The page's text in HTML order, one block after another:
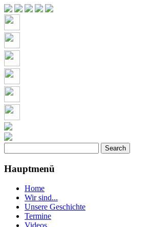
Hauptmenü
Home
Wir sind...
Unsere Geschichte
Termine